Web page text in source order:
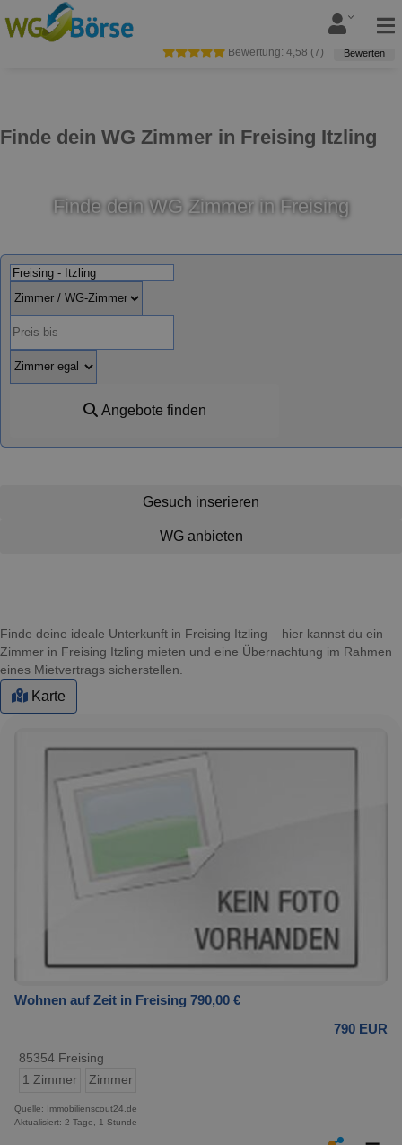
Finde dein WG Zimmer in Freising Itzling
Bewertung: 4,58 ( 7) Bewerten
Finde dein WG Zimmer in Freising
Angebote finden
Gesuch inserieren
WG anbieten
Finde deine ideale Unterkunft in Freising Itzling – hier kannst du ein
Zimmer in Freising Itzling mieten und eine Übernachtung im Rahmen
eines Mietvertrags sicherstellen.
Karte
Wohnen auf Zeit in Freising 790,00 €
790 EUR
85354 Freising
1 Zimmer
Zimmer
Quelle: Immobilienscout24.de
Aktualisiert: 2 Tage, 1 Stunde